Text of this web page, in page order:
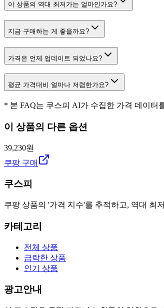
이 상품의 역대 최저가는 얼마인가요?
지금 구매하는 게 좋을까요?
가격은 언제 업데이트 되었나요?
평균 가격대비 얼마나 저렴한가요?
* 본 FAQ는 쿠스피 AI가 수집한 가격 데이터
이 상품의 다른 옵션
39,230원
쿠팡 구매
쿠스피
쿠팡 상품의 '가격 지수'를 추적하고, 역대 최
카테고리
전체 상품
급락한 상품
인기 상품
광고안내